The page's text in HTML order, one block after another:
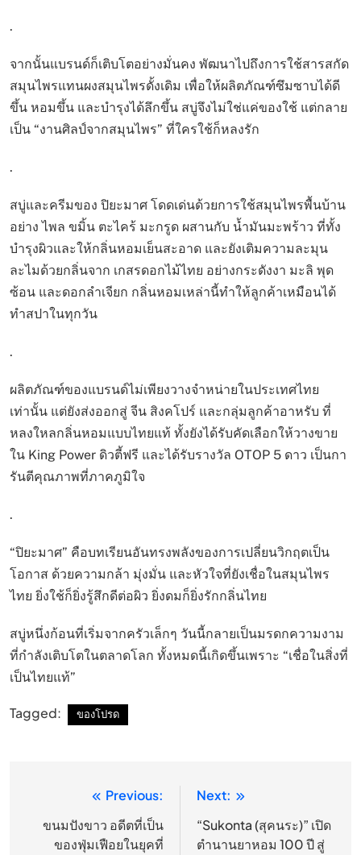
.
จากนั้นแบรนด์ก็เติบโตอย่างมั่นคง พัฒนาไปถึงการใช้สารสกัด
สมุนไพรแทนผงสมุนไพรดั้งเดิม เพื่อให้ผลิตภัณฑ์ซึมซาบได้ดี
ขึ้น หอมขึ้น และบำรุงได้ลึกขึ้น สบู่จึงไม่ใช่แค่ของใช้ แต่กลาย
เป็น “งานศิลป์จากสมุนไพร” ที่ใครใช้ก็หลงรัก
.
สบู่และครีมของ ปิยะมาศ โดดเด่นด้วยการใช้สมุนไพรพื้นบ้าน
อย่าง ไพล ขมิ้น ตะไคร้ มะกรูด ผสานกับ น้ำมันมะพร้าว ที่ทั้ง
บำรุงผิวและให้กลิ่นหอมเย็นสะอาด และยังเติมความละมุน
ละไมด้วยกลิ่นจาก เกสรดอกไม้ไทย อย่างกระดังงา มะลิ พุด
ซ้อน และดอกลำเจียก กลิ่นหอมเหล่านี้ทำให้ลูกค้าเหมือนได้
ทำสปาในทุกวัน
.
ผลิตภัณฑ์ของแบรนด์ไม่เพียงวางจำหน่ายในประเทศไทย
เท่านั้น แต่ยังส่งออกสู่ จีน สิงคโปร์ และกลุ่มลูกค้าอาหรับ ที่
หลงใหลกลิ่นหอมแบบไทยแท้ ทั้งยังได้รับคัดเลือกให้วางขาย
ใน King Power ดิวตี้ฟรี และได้รับรางวัล OTOP 5 ดาว เป็นกา
รันตีคุณภาพที่ภาคภูมิใจ
.
“ปิยะมาศ” คือบทเรียนอันทรงพลังของการเปลี่ยนวิกฤตเป็น
โอกาส ด้วยความกล้า มุ่งมั่น และหัวใจที่ยังเชื่อในสมุนไพร
ไทย ยิ่งใช้ก็ยิ่งรู้สึกดีต่อผิว ยิ่งดมก็ยิ่งรักกลิ่นไทย
สบู่หนึ่งก้อนที่เริ่มจากครัวเล็กๆ วันนี้กลายเป็นมรดกความงาม
ที่กำลังเติบโตในตลาดโลก ทั้งหมดนี้เกิดขึ้นเพราะ “เชื่อในสิ่งที่
เป็นไทยแท้”
Tagged: ของโปรด
แนะแนว
เรื่อง
Previous:
ขนมปังขาว อดีตที่เป็น
ของฟุ่มเฟือยในยุคที่
Next:
“Sukonta (สุคนระ)” เปิด
ตำนานยาหอม 100 ปี สู่